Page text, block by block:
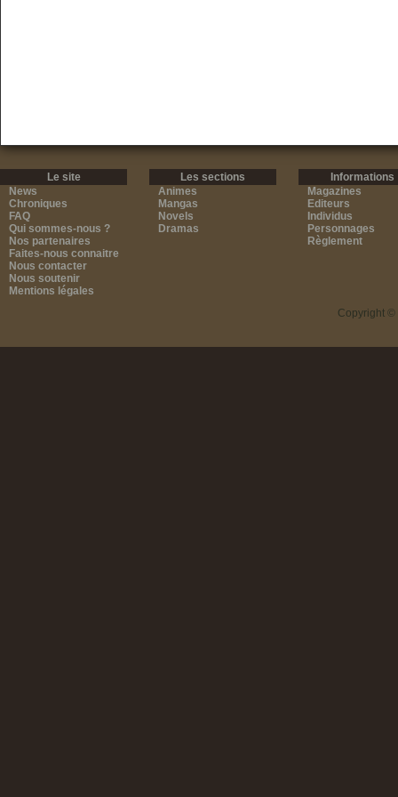
Le site
News
Chroniques
FAQ
Qui sommes-nous ?
Nos partenaires
Faites-nous connaitre
Nous contacter
Nous soutenir
Mentions légales
Les sections
Animes
Mangas
Novels
Dramas
Informations
Magazines
Editeurs
Individus
Personnages
Règlement
Copyright ©